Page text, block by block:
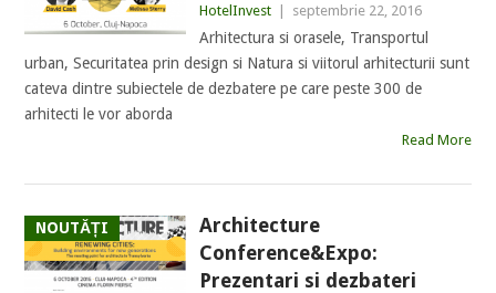
HotelInvest septembrie 22, 2016
Arhitectura si orasele, Transportul
urban, Securitatea prin design si Natura si viitorul arhitecturii sunt
cateva dintre subiectele de dezbatere pe care peste 300 de
arhitecti le vor aborda
Read More
NOUTĂȚI
Architecture
Conference&Expo:
Prezentari si dezbateri